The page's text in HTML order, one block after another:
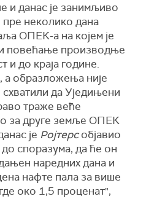
и данас је занимљиво
пре неколико дана
ОПЕК-а на којем је
повећање производње
и до краја године.
а образложења није
да Уједињени
траже веће
за друге земље ОПЕК
је Ројтерсобјавио
споразума, да ће он
наредних дана и
нафте пала за више
око 1,5 проценат",